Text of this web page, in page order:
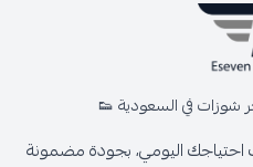
شوزات في السعودية 👟
احتياجك اليومي، بجودة مضمونة